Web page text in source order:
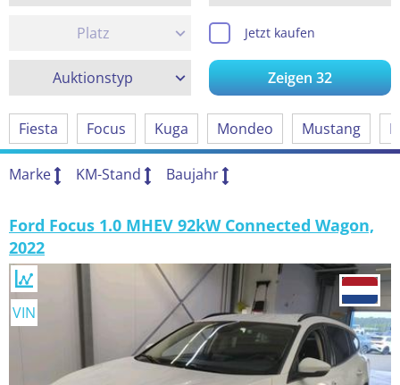
Platz Jetzt kaufen
Auktionstyp Zeigen32
Fiesta Focus Kuga Mondeo Mustang
Marke KM-Stand Baujahr
Ford Focus 1.0 MHEV 92kW Connected Wagon,
2022
VIN